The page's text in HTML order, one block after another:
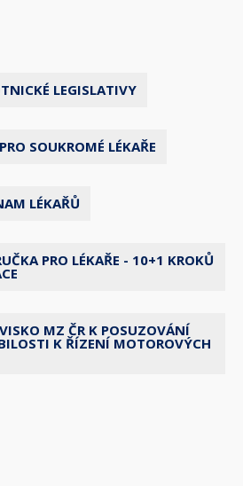
LEGISLATIVY
SOUKROMÉ LÉKAŘE
LÉKAŘŮ
PRO LÉKAŘE - 10+1 KROKŮ
MZ ČR K POSUZOVÁNÍ
K ŘÍZENÍ MOTOROVÝCH